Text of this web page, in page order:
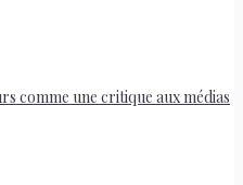
comme une critique aux médias